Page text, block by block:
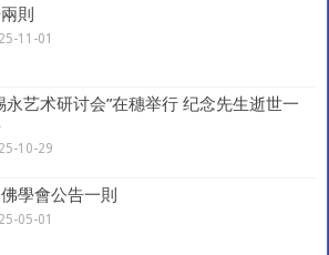
則
11-01
永艺术研讨会”在穗举行 纪念先生逝世一
10-29
學會公告一則
05-01